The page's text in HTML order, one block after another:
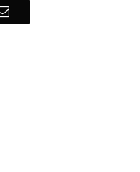
E-